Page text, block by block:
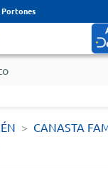
CANASTA